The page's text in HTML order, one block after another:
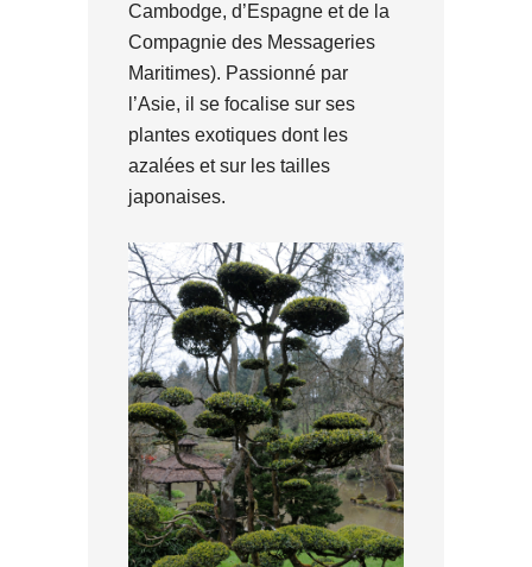
Cambodge, d’Espagne et de la
Compagnie des Messageries
Maritimes). Passionné par
l’Asie, il se focalise sur ses
plantes exotiques dont les
azalées et sur les tailles
japonaises.